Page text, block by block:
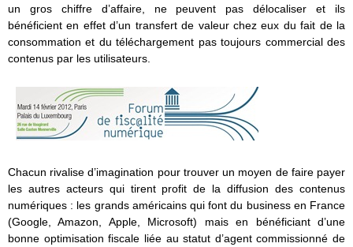
un gros chiffre d’affaire, ne peuvent pas délocaliser et ils
bénéficient en effet d’un transfert de valeur chez eux du fait de la
consommation et du téléchargement pas toujours commercial des
contenus par les utilisateurs.
Chacun rivalise d’imagination pour trouver un moyen de faire payer
les autres acteurs qui tirent profit de la diffusion des contenus
numériques : les grands américains qui font du business en France
(Google, Amazon, Apple, Microsoft) mais en bénéficiant d’une
bonne optimisation fiscale liée au statut d’agent commissionné de